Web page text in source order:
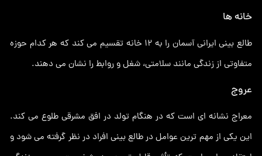
خانه ها
طالع بینی ایرانی آسمان را به 12 خانه تقسیم می کند که هر کدام حوزه
متفاوتی از زندگی مانند سلامتی، شغل و روابط را نشان می دهند.
عروج
معراج نشانه ای است که در هنگام تولد در افق مشرقی طلوع می کند.
این یکی از مهم ترین عوامل در طالع بینی افراد در نظر گرفته می شود و